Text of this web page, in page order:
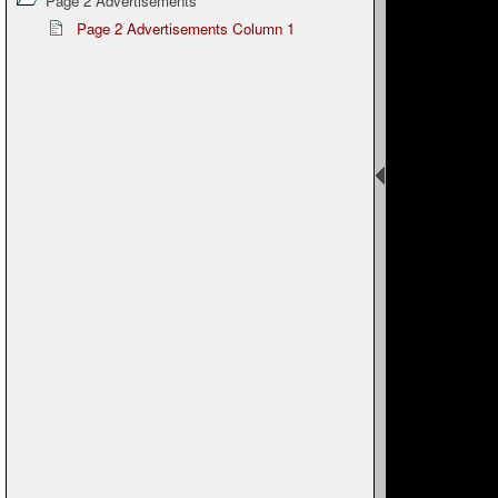
Page 2 Advertisements Column 1